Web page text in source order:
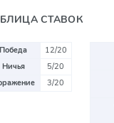
СТАВОК
Победа
12/20
Ничья
5/20
3/20